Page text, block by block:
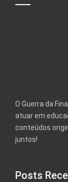
O Guerra da
atuar em
conteúdos
juntos!
Posts